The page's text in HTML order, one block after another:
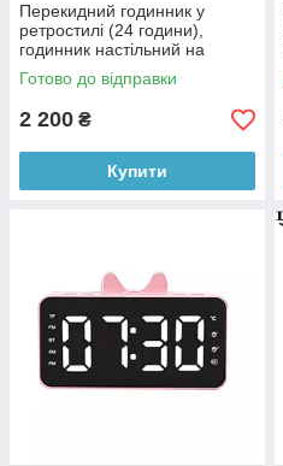
Перекидний годинник у
ретростилі (24 години),
годинник настільний на
подарунок
Готово до відправки
2 200 ₴
Купити